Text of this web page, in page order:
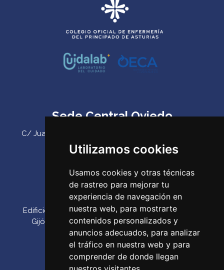
Utilizamos cookies
Usamos cookies y otras técnicas
de rastreo para mejorar tu
experiencia de navegación en
nuestra web, para mostrarte
contenidos personalizados y
anuncios adecuados, para analizar
el tráfico en nuestra web y para
comprender de donde llegan
Sede Central Oviedo
C/ Juan Antonio Álvarez Rabanal 7, bajo. C.P. 33011
Email: codepa@codepa.es
Delegación Gijón
Edificio Impulsa, Oficina 6. Parque Tecnológico de
Gijón. Calle Los Prados, 166 C.P. 33203 (Gijón) ‌
Teléfono:985 23 25 52‌
codepa@codepa.es